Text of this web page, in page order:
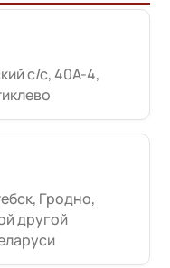
с/с, 40А-4,
Гродно,
другой